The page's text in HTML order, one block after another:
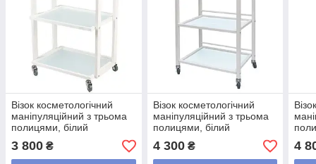
Візок косметологічний
маніпуляційний з трьома
полицями, білий
3 800 ₴
Візок косметологічний
маніпуляційний з трьома
полицями, білий
4 300₴ 4